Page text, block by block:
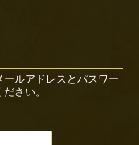
ルアドレスとパスワー
さい。